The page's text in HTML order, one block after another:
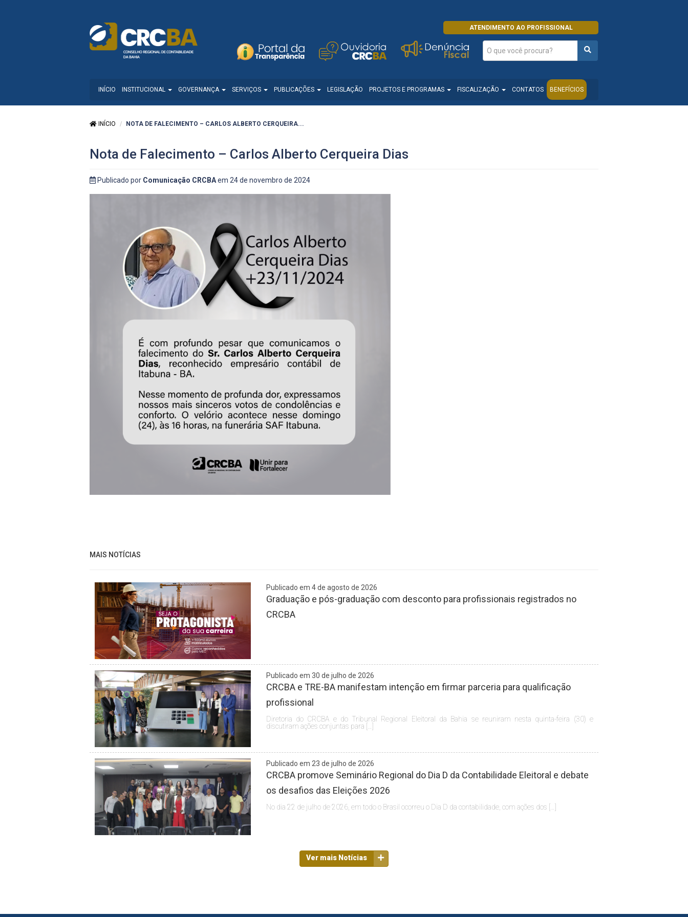
ATENDIMENTO AO PROFISSIONAL
INÍCIO INSTITUCIONAL GOVERNANÇA SERVIÇOS PUBLICAÇÕES LEGISLAÇÃO PROJETOS E PROGRAMAS FISCALIZAÇÃO CONTATOS BENEFÍCIOS
INÍCIO NOTA DE FALECIMENTO – CARLOS ALBERTO CERQUEIRA...
Nota de Falecimento – Carlos Alberto Cerqueira Dias
Publicado por Comunicação CRCBAem 24 de novembro de 2024
MAIS NOTÍCIAS
Publicado em 4 de agosto de 2026
Graduação e pós-graduação com desconto para profissionais registrados no
CRCBA
Publicado em 30 de julho de 2026
CRCBA e TRE-BA manifestam intenção em firmar parceria para qualificação
profissional
Diretoria do CRCBA e do Tribunal Regional Eleitoral da Bahia se reuniram nesta quinta-feira (30) e
discutiram ações conjuntas para […]
Publicado em 23 de julho de 2026
CRCBA promove Seminário Regional do Dia D da Contabilidade Eleitoral e debate
os desafios das Eleições 2026
No dia 22 de julho de 2026, em todo o Brasil ocorreu o Dia D da contabilidade, com ações dos […]
Ver mais Notícias